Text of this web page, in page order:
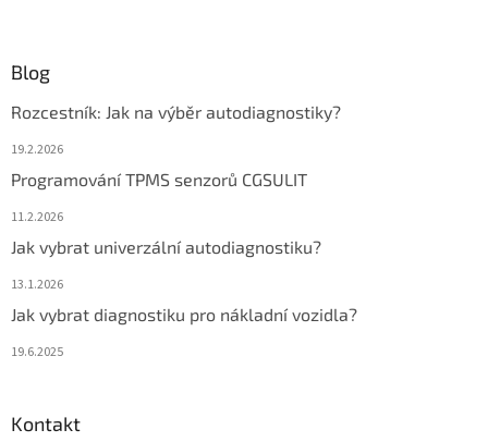
Blog
Rozcestník: Jak na výběr autodiagnostiky?
19.2.2026
Programování TPMS senzorů CGSULIT
11.2.2026
Jak vybrat univerzální autodiagnostiku?
13.1.2026
Jak vybrat diagnostiku pro nákladní vozidla?
19.6.2025
Kontakt